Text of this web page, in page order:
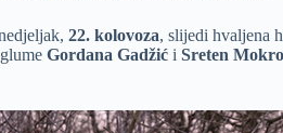
22. kolovoza, slijedi hvaljena
Gordana Gadžić i Sreten